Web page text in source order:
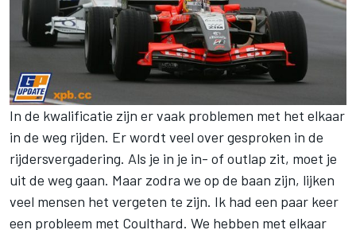
In de kwalificatie zijn er vaak problemen met het elkaar
in de weg rijden. Er wordt veel over gesproken in de
rijdersvergadering. Als je in je in- of outlap zit, moet je
uit de weg gaan. Maar zodra we op de baan zijn, lijken
veel mensen het vergeten te zijn. Ik had een paar keer
een probleem met Coulthard. We hebben met elkaar